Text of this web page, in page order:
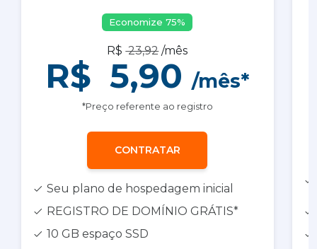
Economize75%
R$23,92 /mês
R$ 5,90 /mês*
*Preço referente ao registro
CONTRATAR
Seu plano de hospedagem inicial
REGISTRO DE DOMÍNIO GRÁTIS*
10 GB espaço SSD